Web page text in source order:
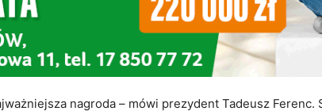
nagroda – mówi prezydent Tadeusz Ferenc.